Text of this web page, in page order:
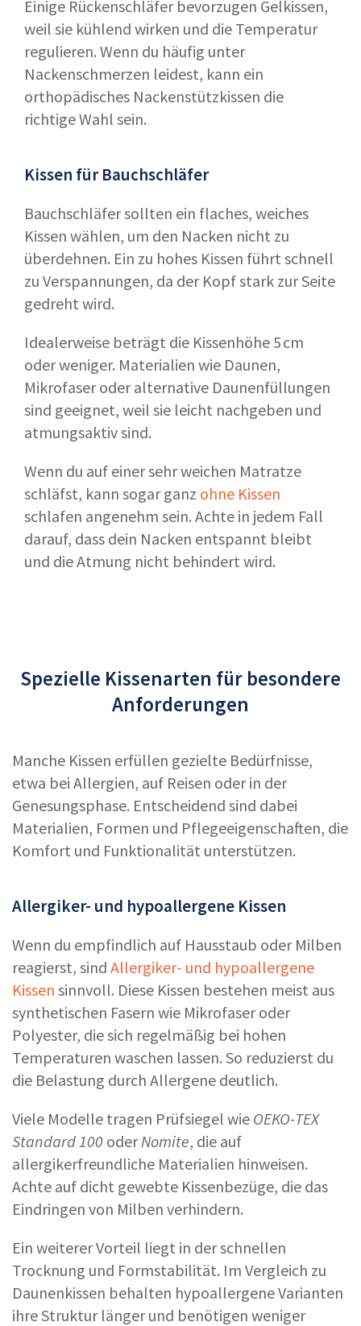
Einige Rückenschläfer bevorzugen Gelkissen,
weil sie kühlend wirken und die Temperatur
regulieren. Wenn du häufig unter
Nackenschmerzen leidest, kann ein
orthopädisches Nackenstützkissen die
richtige Wahl sein.
Kissen für Bauchschläfer
Bauchschläfer sollten ein flaches, weiches
Kissen wählen, um den Nacken nicht zu
überdehnen. Ein zu hohes Kissen führt schnell
zu Verspannungen, da der Kopf stark zur Seite
gedreht wird.
Idealerweise beträgt die Kissenhöhe 5 cm
oder weniger. Materialien wie Daunen,
Mikrofaser oder alternative Daunenfüllungen
sind geeignet, weil sie leicht nachgeben und
atmungsaktiv sind.
Wenn du auf einer sehr weichen Matratze
schläfst, kann sogar ganz ohne Kissen
schlafen angenehm sein. Achte in jedem Fall
darauf, dass dein Nacken entspannt bleibt
und die Atmung nicht behindert wird.
Spezielle Kissenarten für besondere
Anforderungen
Manche Kissen erfüllen gezielte Bedürfnisse,
etwa bei Allergien, auf Reisen oder in der
Genesungsphase. Entscheidend sind dabei
Materialien, Formen und Pflegeeigenschaften, die
Komfort und Funktionalität unterstützen.
Allergiker- und hypoallergene Kissen
Wenn du empfindlich auf Hausstaub oder Milben
reagierst, sind Allergiker- und hypoallergene
Kissen sinnvoll. Diese Kissen bestehen meist aus
synthetischen Fasern wie Mikrofaser oder
Polyester, die sich regelmäßig bei hohen
Temperaturen waschen lassen. So reduzierst du
die Belastung durch Allergene deutlich.
Viele Modelle tragen Prüfsiegel wie OEKO-TEX
Standard 100 oderNomite, die auf
allergikerfreundliche Materialien hinweisen.
Achte auf dicht gewebte Kissenbezüge, die das
Eindringen von Milben verhindern.
Ein weiterer Vorteil liegt in der schnellen
Trocknung und Formstabilität. Im Vergleich zu
Daunenkissen behalten hypoallergene Varianten
ihre Struktur länger und benötigen weniger